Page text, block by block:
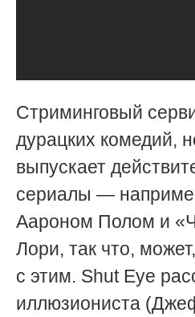
Стриминговый
дурацких комедий,
выпускает
сериалы —
Аароном Полом и
Лори, так что,
с этим. Shut Eye
иллюзиониста